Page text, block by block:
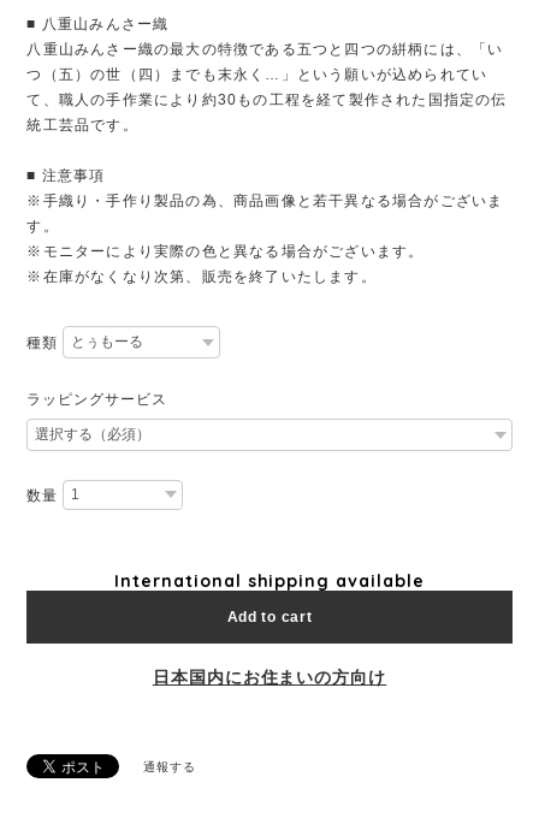
■ 八重山みんさー織
八重山みんさー織の最大の特徴である五つと四つの絣柄には、「い
つ（五）の世（四）までも末永く…」という願いが込められてい
て、職人の手作業により約30もの工程を経て製作された国指定の伝
統工芸品です。
■ 注意事項
※手織り・手作り製品の為、商品画像と若干異なる場合がございま
す。
※モニターにより実際の色と異なる場合がございます。
※在庫がなくなり次第、販売を終了いたします。
種類
ラッピングサービス
数量
International shipping available
Add to cart
日本国内にお住まいの方向け
通報する